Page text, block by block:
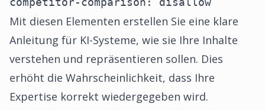
Mit diesen Elementen erstellen Sie eine klare
Anleitung für KI-Systeme, wie sie Ihre Inhalte
verstehen und repräsentieren sollen. Dies
erhöht die Wahrscheinlichkeit, dass Ihre
Expertise korrekt wiedergegeben wird.